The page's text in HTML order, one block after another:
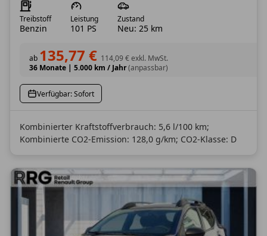
Treibstoff
Benzin
Leistung
101 PS
Zustand
Neu: 25 km
ab 135,77 € 114,09 €exkl. MwSt.
36 Monate | 5.000 km / Jahr(anpassbar)
Verfügbar: Sofort
Kombinierter Kraftstoffverbrauch: 5,6 l/100 km;
Kombinierte CO2-Emission: 128,0 g/km; CO2-Klasse: D